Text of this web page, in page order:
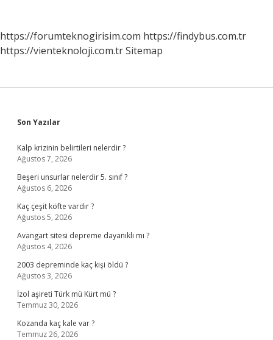
https://forumteknogirisim.com https://findybus.com.tr
https://vienteknoloji.com.trSitemap
Sidebar
Son Yazılar
Kalp krizinin belirtileri nelerdir ?
Ağustos 7, 2026
Beşeri unsurlar nelerdir 5. sınıf ?
Ağustos 6, 2026
Kaç çeşit köfte vardır ?
Ağustos 5, 2026
Avangart sitesi depreme dayanıklı mı ?
Ağustos 4, 2026
2003 depreminde kaç kişi öldü ?
Ağustos 3, 2026
İzol aşireti Türk mü Kürt mü ?
Temmuz 30, 2026
Kozanda kaç kale var ?
Temmuz 26, 2026